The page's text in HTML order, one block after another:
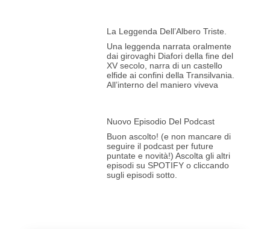
La Leggenda Dell’Albero Triste.
Una leggenda narrata oralmente
dai girovaghi Diafori della fine del
XV secolo, narra di un castello
elfide ai confini della Transilvania.
All’interno del maniero viveva
Nuovo Episodio Del Podcast
Buon ascolto! (e non mancare di
seguire il podcast per future
puntate e novità!) Ascolta gli altri
episodi su SPOTIFY o cliccando
sugli episodi sotto.